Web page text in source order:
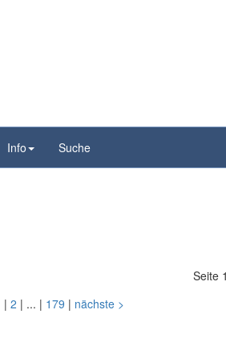
Info Suche
Seite
| 2 | ... | 179 | nächste >